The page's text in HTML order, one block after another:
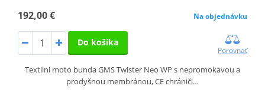
192,00 € Na objednávku
Do košíka
Porovnať
Textilní moto bunda GMS Twister Neo WP s nepromokavou a
prodyšnou membránou, CE chrániči…